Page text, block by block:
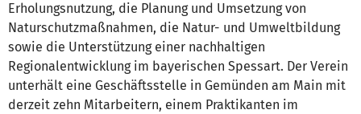
Erholungsnutzung, die Planung und Umsetzung von
Naturschutzmaßnahmen, die Natur- und Umweltbildung
sowie die Unterstützung einer nachhaltigen
Regionalentwicklung im bayerischen Spessart. Der Verein
unterhält eine Geschäftsstelle in Gemünden am Main mit
derzeit zehn Mitarbeitern, einem Praktikanten im